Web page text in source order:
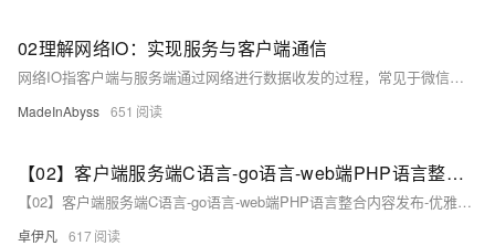
02理解网络IO：实现服务与客户端通信
网络IO指客户端与服务端通过网络进行数据收发的过程，常见于微信、QQ等应用。本文详解如何用C语言实现一个支持多客户端连接的TCP服务端，涉及socket编程、线程处理及通信流程，并分析“一消息一线程”模式的优缺点。
MadeInAbyss 651
【02】客户端服务端C语言-go语言-web端PHP语言整合内容发布-优雅草网络设备监控系统-2月12日优雅草简化Centos stream8安装zabbix7教程-本搭建教程非docker搭建教程-优雅草solution
【02】客户端服务端C语言-go语言-web端PHP语言整合内容发布-优雅草网络设备监控系统-2月12日优雅草简化Centos stream8安装zabbix7教程-本搭建教程非docker搭建教程-优雅草solution
卓伊凡 617